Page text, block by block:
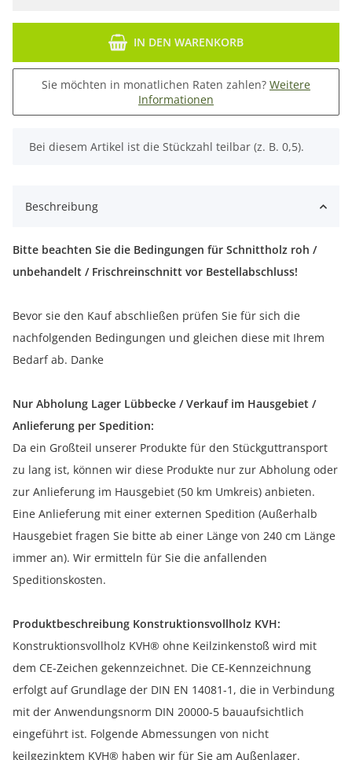
IN DEN WARENKORB
Sie möchten in monatlichen Raten zahlen? Weitere
Informationen
x
Bei diesem Artikel ist die Stückzahl teilbar (z. B. 0,5).
Beschreibung
Bitte beachten Sie die Bedingungen für Schnittholz roh /
unbehandelt / Frischreinschnitt vor Bestellabschluss!
Bevor sie den Kauf abschließen prüfen Sie für sich die
nachfolgenden Bedingungen und gleichen diese mit Ihrem
Bedarf ab. Danke
Nur Abholung Lager Lübbecke / Verkauf im Hausgebiet /
Anlieferung per Spedition:
Da ein Großteil unserer Produkte für den Stückguttransport
zu lang ist, können wir diese Produkte nur zur Abholung oder
zur Anlieferung im Hausgebiet (50 km Umkreis) anbieten.
Eine Anlieferung mit einer externen Spedition (Außerhalb
Hausgebiet fragen Sie bitte ab einer Länge von 240 cm Länge
immer an). Wir ermitteln für Sie die anfallenden
Speditionskosten.
Produktbeschreibung Konstruktionsvollholz KVH:
Konstruktionsvollholz KVH® ohne Keilzinkenstoß wird mit
dem CE-Zeichen gekennzeichnet. Die CE-Kennzeichnung
erfolgt auf Grundlage der DIN EN 14081-1, die in Verbindung
mit der Anwendungsnorm DIN 20000-5 bauaufsichtlich
eingeführt ist. Folgende Abmessungen von nicht
keilgezinktem KVH® haben wir für Sie am Außenlager.